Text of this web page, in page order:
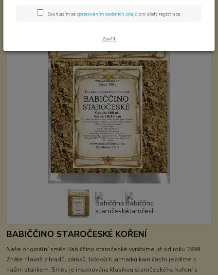
BABIČČINO STAROČESKÉ KOŘENÍ
Naše originální směs Babiččino staročeské vyrábíme již od roku 1999.
Znáte hlavně z hradů, zámků, lidových jarmarků kam často jezdíme s
naším stánkem. Směs je inspirována klasikou staročeského koření s
Souhlasím se zpracováním osobních údajů pro účely registrace.
Zavřít